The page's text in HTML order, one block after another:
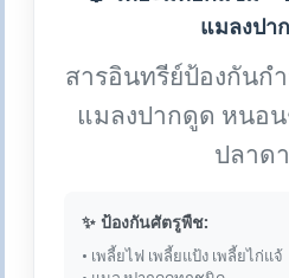
แมลงปา
สารอินทรีย์ป้องกันก
แมลงปากดูด หนอ
ปลาด
✨ ป้องกันศัตรูพืช:
• เพลี้ยไฟ เพลี้ยแป้ง เพลี้ยไก่แจ้